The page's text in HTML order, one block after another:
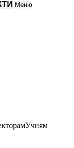
Меню
Учням